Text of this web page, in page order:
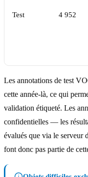
Test 4 952
Les annotations de test
cette année-là, ce qui
validation étiqueté. Les
confidentielles — les
évalués que via le
font donc pas partie de